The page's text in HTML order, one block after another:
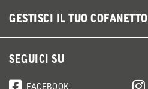
GESTISCI IL TUO COFANETTO
SEGUICI SU
FACEBOOK